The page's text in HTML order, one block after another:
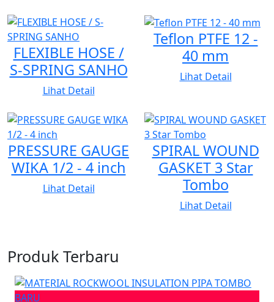
FLEXIBLE HOSE /
S-SPRING SANHO
Lihat Detail
Teflon PTFE 12 -
40 mm
Lihat Detail
PRESSURE GAUGE
WIKA 1/2 - 4 inch
Lihat Detail
SPIRAL WOUND
GASKET 3 Star
Tombo
Lihat Detail
Produk Terbaru
BARU